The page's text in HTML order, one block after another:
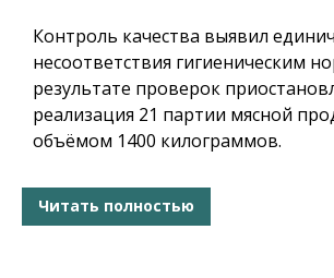
Контроль качества выявил
несоответствия гигиеническим
результате проверок
реализация 21 партии мясной
объёмом 1400 килограммов.
Читать полностью